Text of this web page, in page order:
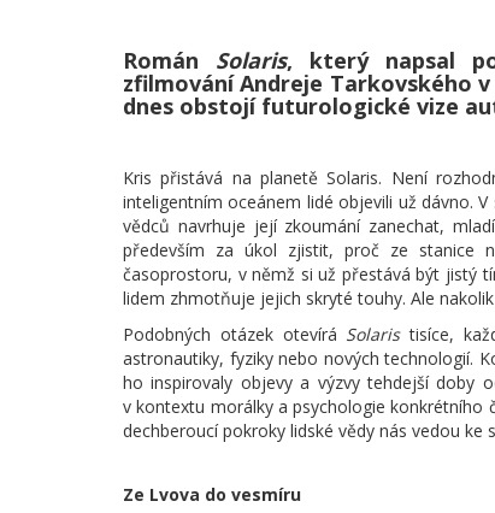
Román Solaris, který napsal
zfilmování Andreje Tarkovského v
dnes obstojí futurologické vize
Kris přistává na planetě Solaris. Není
inteligentním oceánem lidé objevili už dávno.
vědců navrhuje její zkoumání zanechat,
především za úkol zjistit, proč ze stanice
časoprostoru, v němž si už přestává být jistý
lidem zhmotňuje jejich skryté touhy. Ale
Podobných otázek otevírá Solaristisíce,
astronautiky, fyziky nebo nových technologií.
ho inspirovaly objevy a výzvy tehdejší doby
v kontextu morálky a psychologie konkrétního
dechberoucí pokroky lidské vědy nás vedou
Ze Lvova do vesmíru